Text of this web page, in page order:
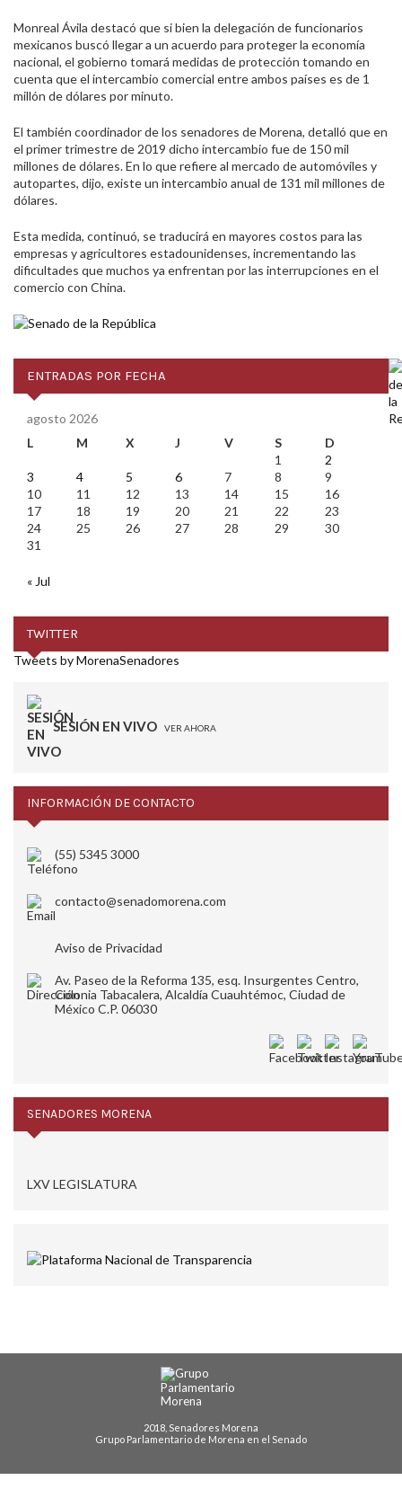
Monreal Ávila destacó que si bien la delegación de funcionarios
mexicanos buscó llegar a un acuerdo para proteger la economía
nacional, el gobierno tomará medidas de protección tomando en
cuenta que el intercambio comercial entre ambos países es de 1
millón de dólares por minuto.
El también coordinador de los senadores de Morena, detalló que en
el primer trimestre de 2019 dicho intercambio fue de 150 mil
millones de dólares. En lo que refiere al mercado de automóviles y
autopartes, dijo, existe un intercambio anual de 131 mil millones de
dólares.
Esta medida, continuó, se traducirá en mayores costos para las
empresas y agricultores estadounidenses, incrementando las
dificultades que muchos ya enfrentan por las interrupciones en el
comercio con China.
ENTRADAS POR FECHA
agosto 2026
L
M X J V S
D
1
2
3
4 5 6 7 8
9
10
11 12 13 14 15
16
17
18 19 20 21 22
23
24
25 26 27 28 29
30
31
« Jul
TWITTER
Tweets by MorenaSenadores
SESIÓN EN VIVO VER AHORA
INFORMACIÓN DE CONTACTO
(55) 5345 3000
contacto@senadomorena.com
Aviso de Privacidad
Av. Paseo de la Reforma 135, esq. Insurgentes Centro,
Colonia Tabacalera, Alcaldía Cuauhtémoc, Ciudad de
México C.P. 06030
SENADORES MORENA
LXV LEGISLATURA
2018, Senadores Morena
Grupo Parlamentario de Morena en el Senado